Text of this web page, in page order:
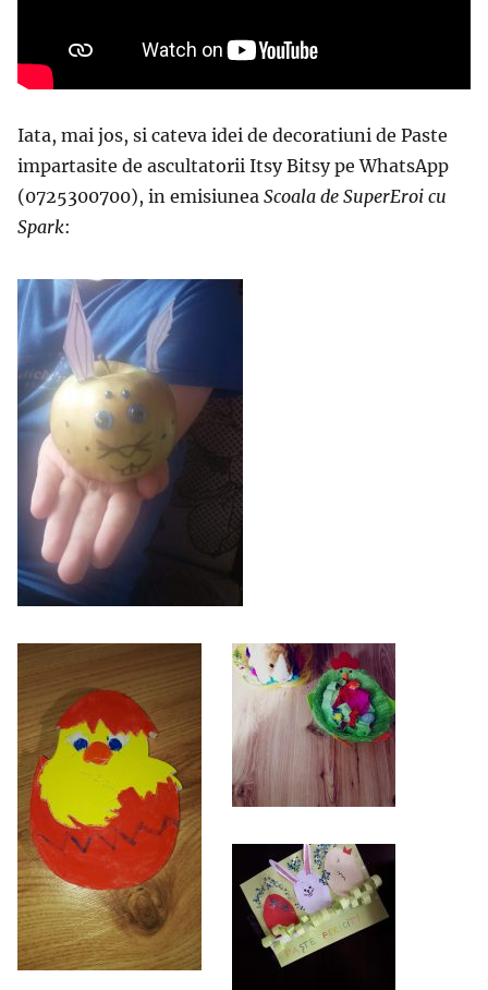
Iata, mai jos, si cateva idei de decoratiuni de Paste
impartasite de ascultatorii Itsy Bitsy pe WhatsApp
(0725300700), in emisiunea Scoala de SuperEroi cu
Spark: